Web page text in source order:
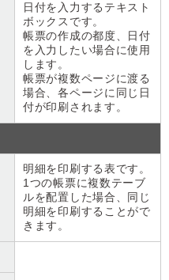
日付を入力するテキスト
ボックスです。
帳票の作成の都度、日付
を入力したい場合に使用
します。
帳票が複数ページに渡る
場合、各ページに同じ日
付が印刷されます。
明細を印刷する表です。
1つの帳票に複数テーブ
ルを配置した場合、同じ
明細を印刷することがで
きます。